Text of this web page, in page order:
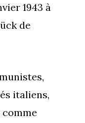
1943 à
de
italiens,